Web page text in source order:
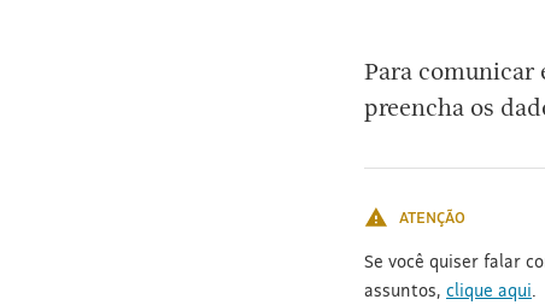
Para comunicar
preencha os
ATENÇÃO
Se você quiser falar
assuntos, clique aqui.